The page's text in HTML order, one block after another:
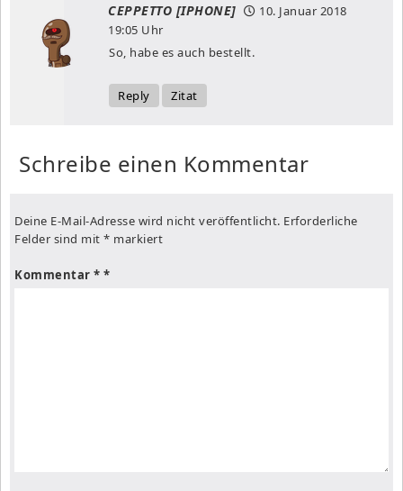
CEPPETTO [IPHONE]
10. Januar 2018
19:05 Uhr
So, habe es auch bestellt.
Reply Zitat
Schreibe einen Kommentar
Deine E-Mail-Adresse wird nicht veröffentlicht. Erforderliche
Felder sind mit * markiert
Kommentar *